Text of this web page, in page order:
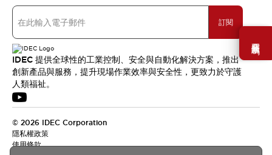
需要幫助嗎？
訂閱
IDEC 提供全球性的工業控制、安全與自動化解決方案，推出
創新產品與服務，提升現場作業效率與安全性，更致力於守護
人類福祉。
© 2026 IDEC Corporation
隱私權政策
使用條款